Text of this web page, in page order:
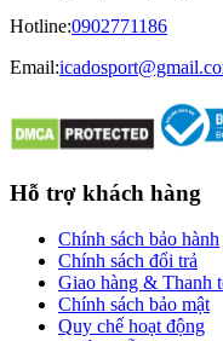
Hotline:0902771186
Email:
Hỗ trợ khách hàng
Chính sách bảo hành
Chính sách đổi trả
Giao hàng & Thanh
Chính sách bảo mật
Quy chế hoạt động